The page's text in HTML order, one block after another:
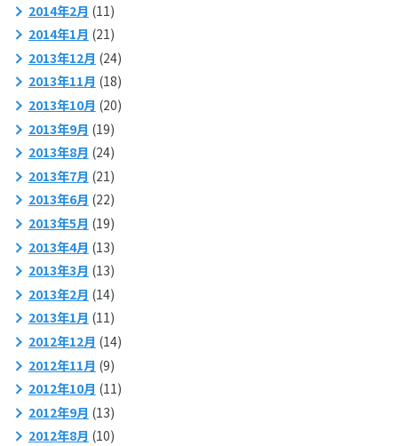
2014年2月 (11)
2014年1月 (21)
2013年12月 (24)
2013年11月 (18)
2013年10月 (20)
2013年9月 (19)
2013年8月 (24)
2013年7月 (21)
2013年6月 (22)
2013年5月 (19)
2013年4月 (13)
2013年3月 (13)
2013年2月 (14)
2013年1月 (11)
2012年12月 (14)
2012年11月 (9)
2012年10月 (11)
2012年9月 (13)
2012年8月 (10)